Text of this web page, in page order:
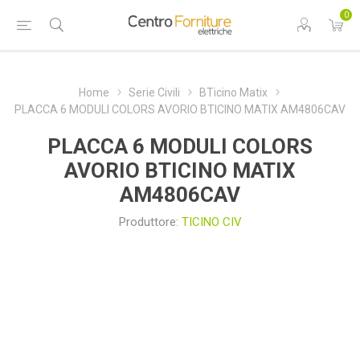
0
Home Serie Civili
BTicino Matix
PLACCA 6 MODULI COLORS AVORIO BTICINO MATIX AM4806CAV
PLACCA 6 MODULI COLORS
AVORIO BTICINO MATIX
AM4806CAV
Produttore: TICINO CIV